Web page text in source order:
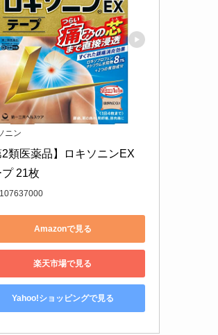
ニン
2類医薬品】ロキソニンEX
21枚
Amazonで見る
楽天市場で見る
Yahoo!ショッピングで見る